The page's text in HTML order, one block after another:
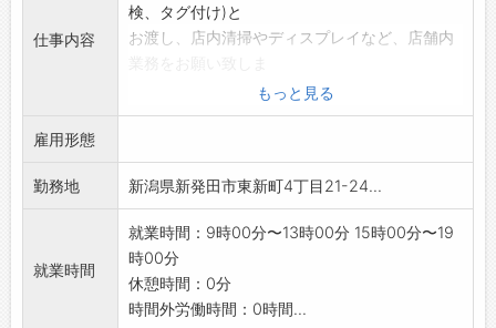
仕事内容
検、タグ付け)と
お渡し、店内清掃やディスプレイなど、店舗内
■レジは、商品名の書いてあるボタンをメイン
操作は難しくないので、未経験の方でもすぐ
に使いこなせます。
■クリーニングの知識は入社前に一切必要あり
ません。
仕事をしながら覚えていきましょう。
■お休みはシフト制です。希望休みはお気軽に
ご相談ください。
もっと見る
雇用形態
勤務地 新潟県新発田市東新町4丁目21-24...
就業時間
就業時間：9時00分〜13時00分 15時00分〜19
時00分
休憩時間：0分
時間外労働時間：0時間...